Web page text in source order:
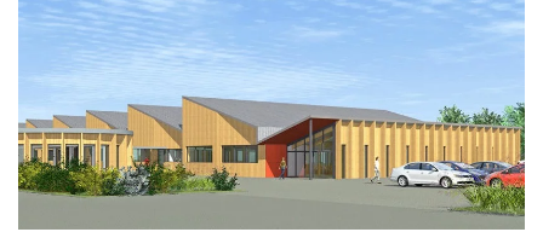
ESAT LE PIGEONNIER